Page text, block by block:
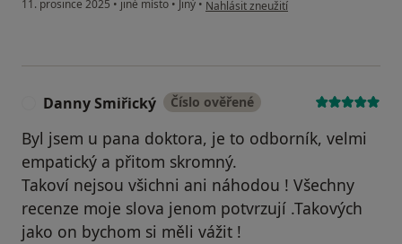
11. prosince 2025 • jiné místo • Jiný • Nahlásit zneužití
Danny Smiřický Číslo ověřené
Byl jsem u pana doktora, je to odborník, velmi
empatický a přitom skromný.
Takoví nejsou všichni ani náhodou ! Všechny
recenze moje slova jenom potvrzují .Takových
jako on bychom si měli vážit !